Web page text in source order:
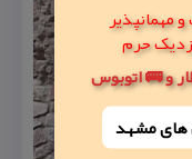
مهمانپذیر
و 🚌 اتوبوس
های مشهد